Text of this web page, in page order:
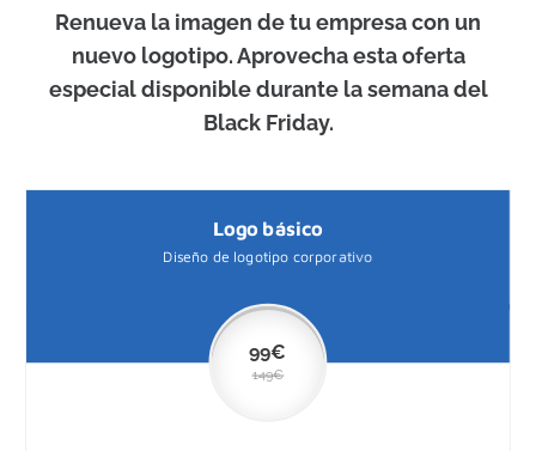
Renueva la imagen de tu empresa con un
nuevo logotipo. Aprovecha esta oferta
especial disponible durante la semana del
Black Friday.
Logo básico
Diseño de logotipo corporativo
99€
149€